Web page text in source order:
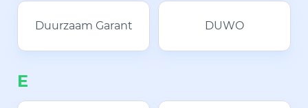
Duurzaam Garant DUWO
E